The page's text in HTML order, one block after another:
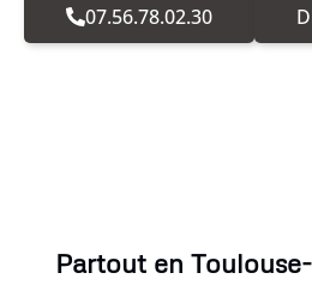
07.56.78.02.30
Partout en